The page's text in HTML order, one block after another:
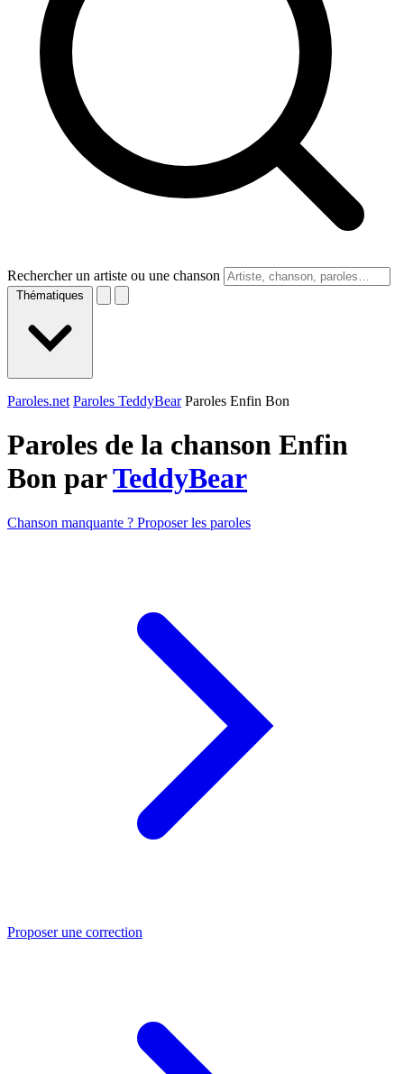
Rechercher un artiste ou une chanson
Thématiques
Paroles.net Paroles TeddyBear Paroles Enfin Bon
Paroles de la chanson Enfin
Bon parTeddyBear
Chanson manquante ? Proposer les paroles
Proposer une correction